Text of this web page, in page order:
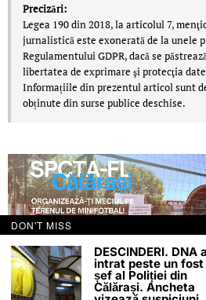
Precizări:
Legea 190 din 2018, la articolul 7,
jurnalistică este exonerată de la unele
Regulamentului GDPR, dacă se
libertatea de exprimare şi protecţia
Informațiile din prezentul articol sunt
obținute din surse publice deschise.
DON'T MISS
DESCINDERI. DNA a
intrat peste un fost
șef al Poliției din
Călărași. Ancheta